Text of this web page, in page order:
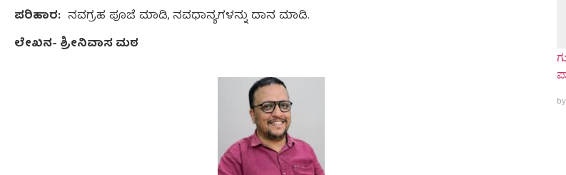
ಪರಿಹಾರ: ನವಗ್ರಹ ಪೂಜೆ ಮಾಡಿ, ನವಧಾನ್ಯಗಳನ್ನು ದಾನ ಮಾಡಿ.
ಲೇಖನ- ಶ್ರೀನಿವಾಸ ಮಠ
by